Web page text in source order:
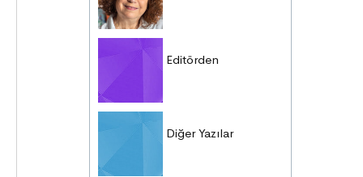
Editörden
Diğer Yazılar